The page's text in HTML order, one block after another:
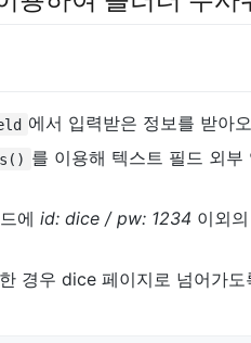
에서 입력받은 정보를 받아
를 이용해 텍스트 필드 외
에 id: dice / pw: 1234 이외
경우 dice 페이지로 넘어가도